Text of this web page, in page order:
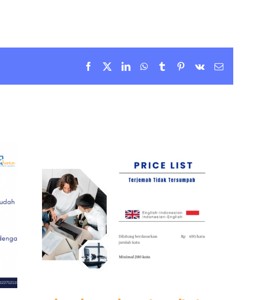
Facebook LinkedInWhatsApp
TumblrPinterest
Vk Email